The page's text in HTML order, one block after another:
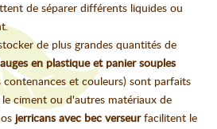
de séparer différents liquides ou
de plus grandes quantités de
en plastique et panier souples
et couleurs) sont parfaits
ciment ou d'autres matériaux de
jerricans avec bec verseurfacilitent le